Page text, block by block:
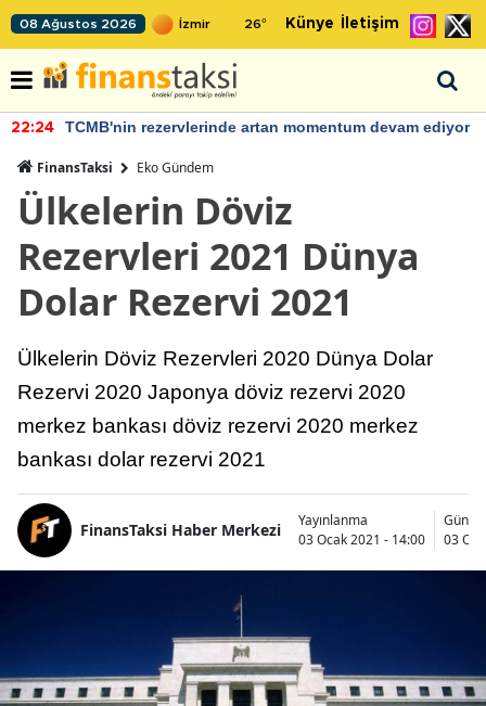
08 Ağustos 2026 26° Künye İletişim
22:24 TCMB'nin rezervlerinde artan momentum devam ediyor
FinansTaksi Eko Gündem
Ülkelerin Döviz
Rezervleri 2021 Dünya
Dolar Rezervi 2021
Ülkelerin Döviz Rezervleri 2020 Dünya Dolar
Rezervi 2020 Japonya döviz rezervi 2020
merkez bankası döviz rezervi 2020 merkez
bankası dolar rezervi 2021
FinansTaksi Haber Merkezi
Yayınlanma
03 Ocak 2021 - 14:00
03